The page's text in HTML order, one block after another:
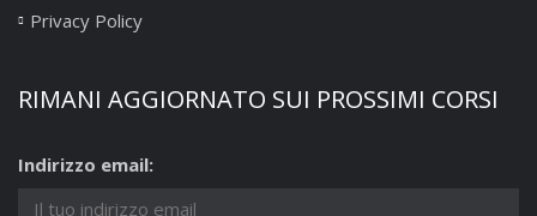
Privacy Policy
RIMANI AGGIORNATO SUI PROSSIMI CORSI
Indirizzo email: